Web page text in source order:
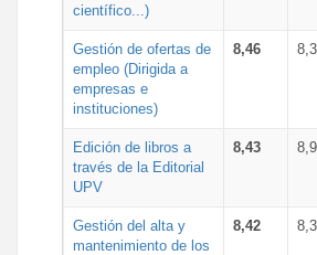
científico...)
Gestión de ofertas de
empleo (Dirigida a
empresas e
instituciones)
8,46
Edición de libros a
través de la Editorial
UPV
8,43
Gestión del alta y
mantenimiento de los
8,42